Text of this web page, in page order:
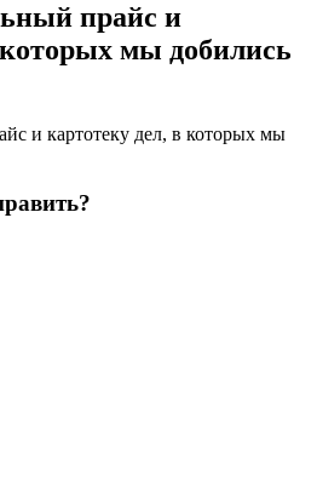
прайс и
мы добились